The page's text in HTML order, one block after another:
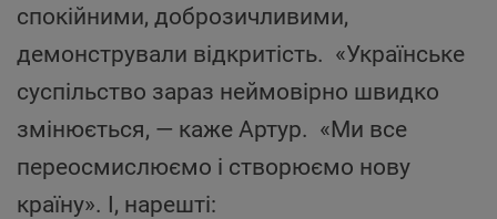
спокійними, доброзичливими,
демонстрували відкритість. «Українське
суспільство зараз неймовірно швидко
змінюється, — каже Артур. «Ми все
переосмислюємо і створюємо нову
країну». І, нарешті: